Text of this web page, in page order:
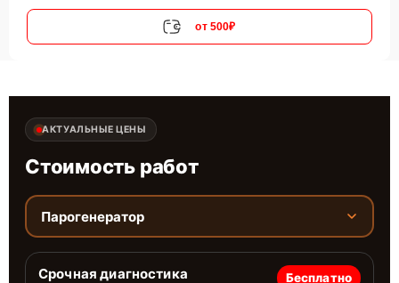
от 500₽
АКТУАЛЬНЫЕ ЦЕНЫ
Стоимость работ
Парогенератор
Срочная диагностика Бесплатно